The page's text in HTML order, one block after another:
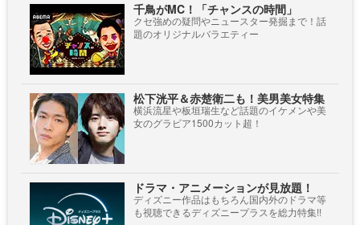
千鳥がMC！「チャンスの時間」
クセ強めの疑問やニュースター発掘まで！話
題のオリジナルバラエティー
松下洸平＆赤楚衛二も！美男美女特集
横浜流星や板垣瑞生など話題のイケメンや美
女のグラビア1500カット超！
ドラマ・アニメーションが見放題！
ディズニー作品はもちろん国内外のドラマ等
も視聴できるディズニープラスを総力特集!!